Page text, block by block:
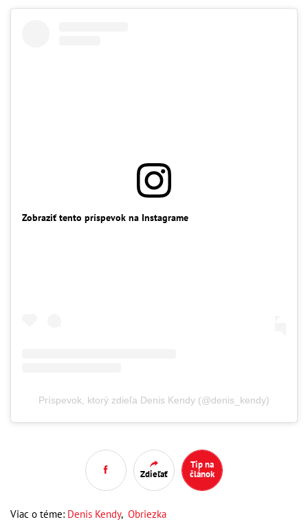
Zobraziť tento príspevok na Instagrame
Príspevok, ktorý zdieľa Denis Kendy (@denis_kendy)
Zdieľať
Tip na
článok
Viac o téme: Denis Kendy, Obriezka